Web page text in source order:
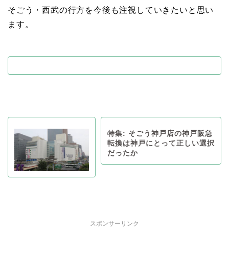
そごう・西武の行方を今後も注視していきたいと思い
ます。
特集: そごう神戸店の神戸阪急
転換は神戸にとって正しい選択
だったか
スポンサーリンク